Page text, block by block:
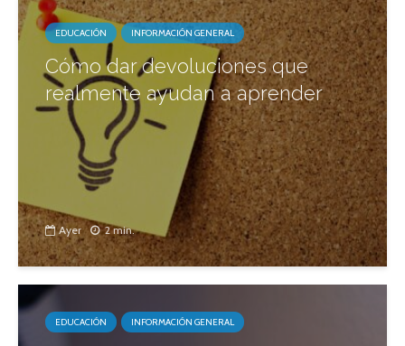
EDUCACIÓN INFORMACIÓN GENERAL
Cómo dar devoluciones que
realmente ayudan a aprender
Ayer 2 min.
EDUCACIÓN INFORMACIÓN GENERAL